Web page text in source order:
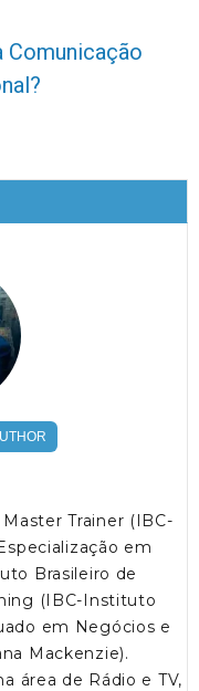
Comunicação
Trainer (IBC-
em
Brasileiro de
(IBC-Instituto
em Negócios e
Mackenzie).
área de Rádio e TV,